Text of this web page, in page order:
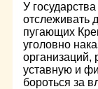
У
отслеживать
пугающих
уголовно
организаций,
уставную и
бороться за